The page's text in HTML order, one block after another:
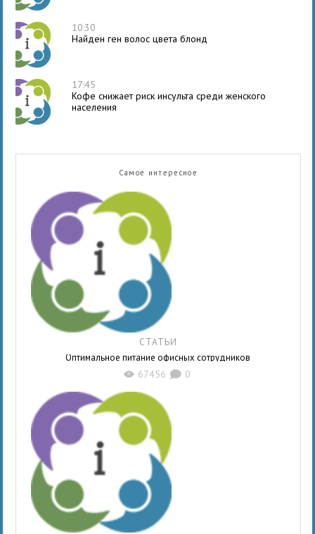
10:30
Найден ген волос цвета блонд
17:45
Кофе снижает риск инсульта среди женского
населения
Самое интересное
СТАТЬИ
Оптимальное питание офисных сотрудников
X 67456 K 0